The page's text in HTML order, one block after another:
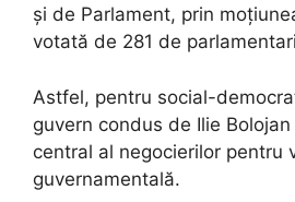
și de Parlament, prin
votată de 281 de
Astfel, pentru social-
guvern condus de Ilie
central al negocierilor pentru
guvernamentală.